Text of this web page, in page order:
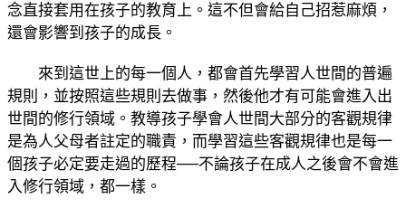
念直接套用在孩子的教育上。這不但會給自己招惹麻煩，
還會影響到孩子的成長。
來到這世上的每一個人，都會首先學習人世間的普遍
規則，並按照這些規則去做事，然後他才有可能會進入出
世間的修行領域。教導孩子學會人世間大部分的客觀規律
是為人父母者註定的職責，而學習這些客觀規律也是每一
個孩子必定要走過的歷程──不論孩子在成人之後會不會進
入修行領域，都一樣。